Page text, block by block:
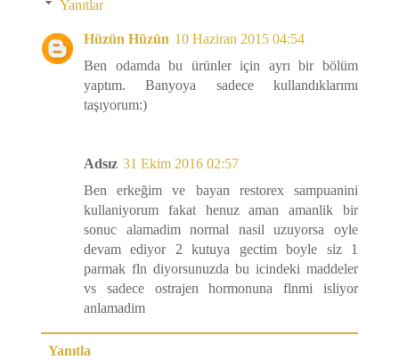
Yanıtlar
Hüzün Hüzün 10 Haziran 2015 04:54
Ben odamda bu ürünler için ayrı bir bölüm
yaptım. Banyoya sadece kullandıklarımı
taşıyorum:)
Adsız 31 Ekim 2016 02:57
Ben erkeğim ve bayan restorex sampuanini
kullaniyorum fakat henuz aman amanlik bir
sonuc alamadim normal nasil uzuyorsa oyle
devam ediyor 2 kutuya gectim boyle siz 1
parmak fln diyorsunuzda bu icindeki maddeler
vs sadece ostrajen hormonuna flnmi isliyor
anlamadim
Yanıtla